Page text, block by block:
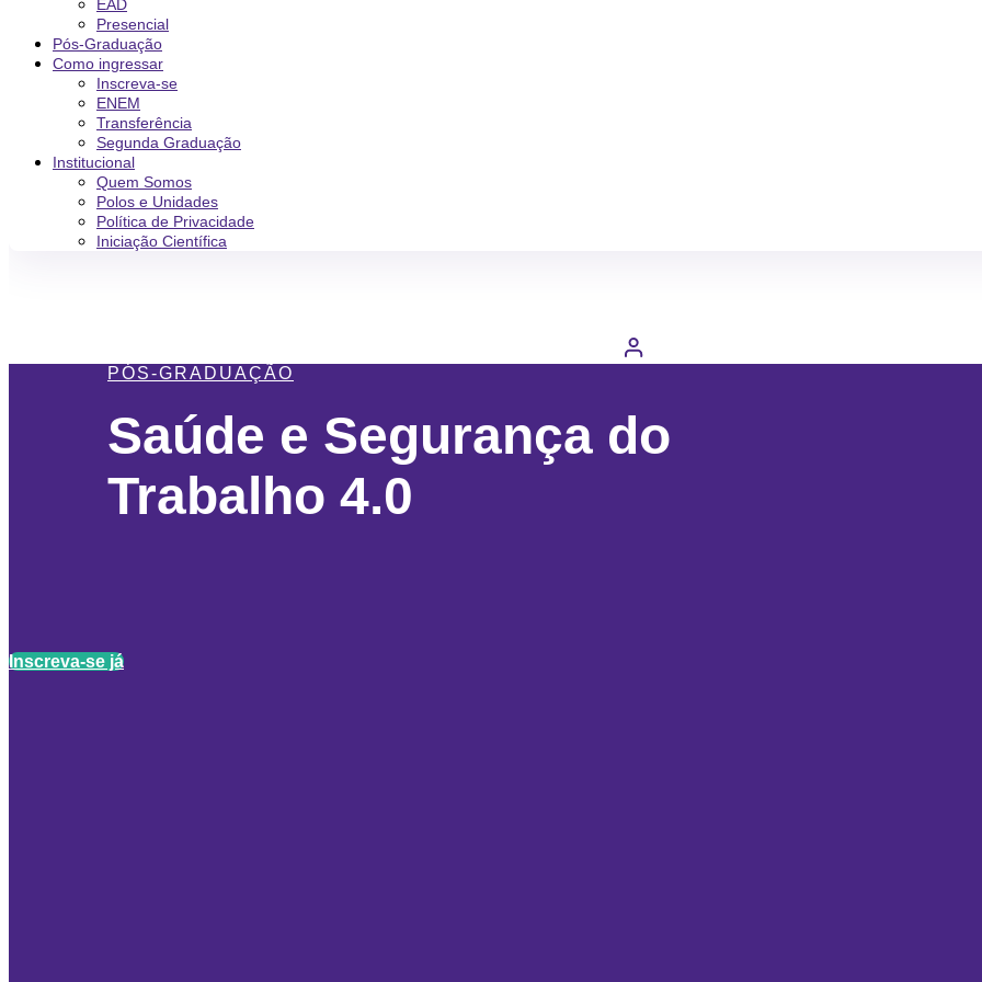
EAD
Presencial
Pós-Graduação
Como ingressar
Inscreva-se
ENEM
Transferência
Segunda Graduação
Institucional
Quem Somos
Polos e Unidades
Política de Privacidade
Iniciação Científica
PÓS-GRADUAÇÃO
Saúde e Segurança do
Trabalho 4.0
Inscreva-se já